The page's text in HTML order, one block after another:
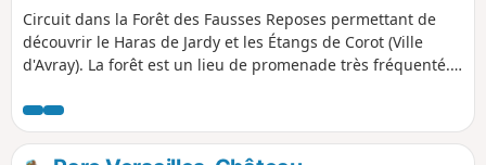
Circuit dans la Forêt des Fausses Reposes permettant de
découvrir le Haras de Jardy et les Étangs de Corot (Ville
d'Avray). La forêt est un lieu de promenade très fréquenté.
des pistes cavalières. Sportifs et randonneurs apprécient
cet espace boisé qui privilégie les chemins et les pistes. En
son centre se trouve le parc départemental du haras de